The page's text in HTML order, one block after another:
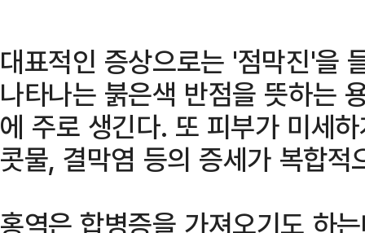
대표적인 증상으로는 '점막진'을
나타나는 붉은색 반점을 뜻하는
에 주로 생긴다. 또 피부가 미세
콧물, 결막염 등의 증세가 복합적
홍역은 합병증을 가져오기도 하